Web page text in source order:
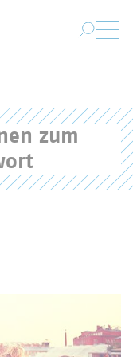
zum